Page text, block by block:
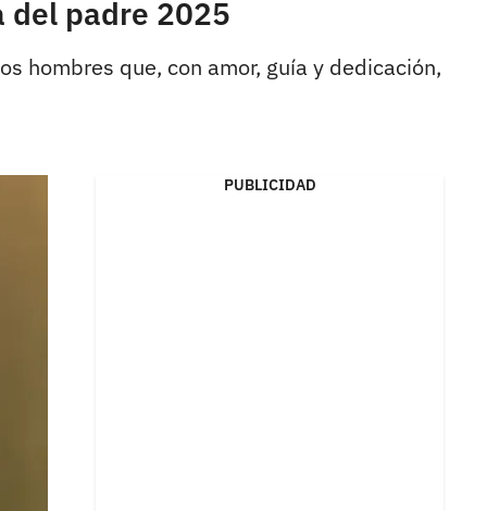
del padre 2025
hombres que, con amor, guía y dedicación,
PUBLICIDAD